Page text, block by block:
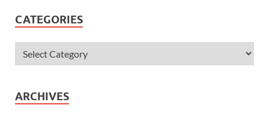
CATEGORIES
ARCHIVES